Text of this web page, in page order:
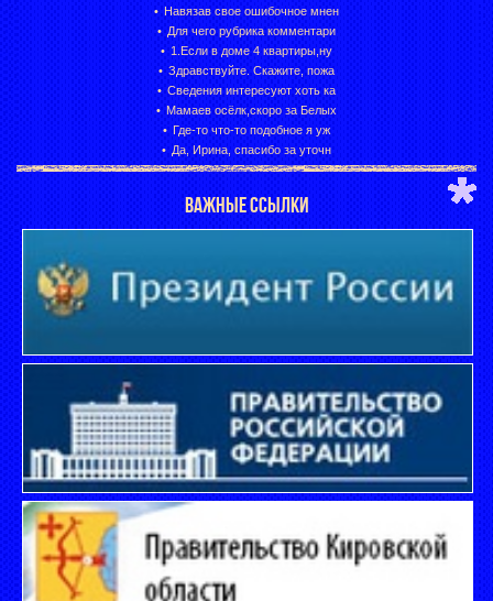
Навязав свое ошибочное мнен
Для чего рубрика комментари
1.Если в доме 4 квартиры,ну
Здравствуйте. Скажите, пожа
Сведения интересуют хоть ка
Мамаев осёлк,скоро за Белых
Где-то что-то подобное я уж
Да, Ирина, спасибо за уточн
ВАЖНЫЕ ССЫЛКИ